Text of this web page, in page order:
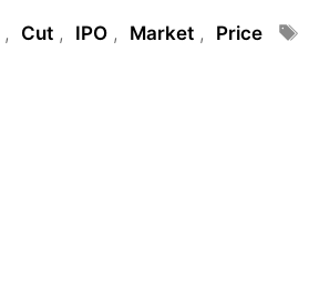
Tags
, Cut , IPO , Market , Price